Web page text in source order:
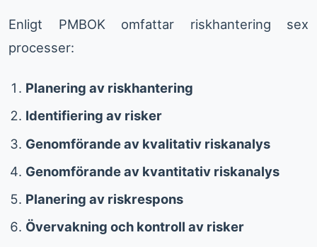
Enligt PMBOK omfattar riskhantering sex
processer:
Planering av riskhantering
Identifiering av risker
Genomförande av kvalitativ riskanalys
Genomförande av kvantitativ riskanalys
Planering av riskrespons
Övervakning och kontroll av risker